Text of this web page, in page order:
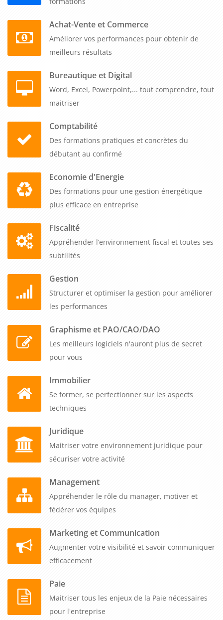
des soldes de tout compte et prévient les contentieux liés aux
départs de salariés. Cette formation gestion de paie : UE 8 -
calculer la paie de départ le SDTC
Notre format e-learning permet à vos collaborateurs de se
former selon leur disponibilité, avec un accès illimité aux
ressources pédagogiques pendant toute la durée de la
disponible pour répondre aux questions spécifiques de vos
gestionnaires.
rigueur et sécurité tous les types de départs de salariés.
Contactez-nous pour déployer cette formation e-learning
selon votre calendrier et bénéficier d'un programme qui
répond aux exigences comptables et juridiques de votre
service ressources humaines.
Achat-Vente et Commerce
Améliorer vos performances pour obtenir de
meilleurs résultats
Bureautique et Digital
Word, Excel, Powerpoint,... tout comprendre, tout
maitriser
Comptabilité
Des formations pratiques et concrètes du
débutant au confirmé
Economie d'Energie
Des formations pour une gestion énergétique
plus efficace en entreprise
Fiscalité
Appréhender l’environnement fiscal et toutes ses
subtilités
Gestion
Structurer et optimiser la gestion pour améliorer
les performances
Graphisme et PAO/CAO/DAO
Les meilleurs logiciels n'auront plus de secret
pour vous
Immobilier
Se former, se perfectionner sur les aspects
techniques
Juridique
Maitriser votre environnement juridique pour
sécuriser votre activité
Management
Appréhender le rôle du manager, motiver et
fédérer vos équipes
Marketing et Communication
Augmenter votre visibilité et savoir communiquer
efficacement
Paie
Maitriser tous les enjeux de la Paie nécessaires
pour l'entreprise